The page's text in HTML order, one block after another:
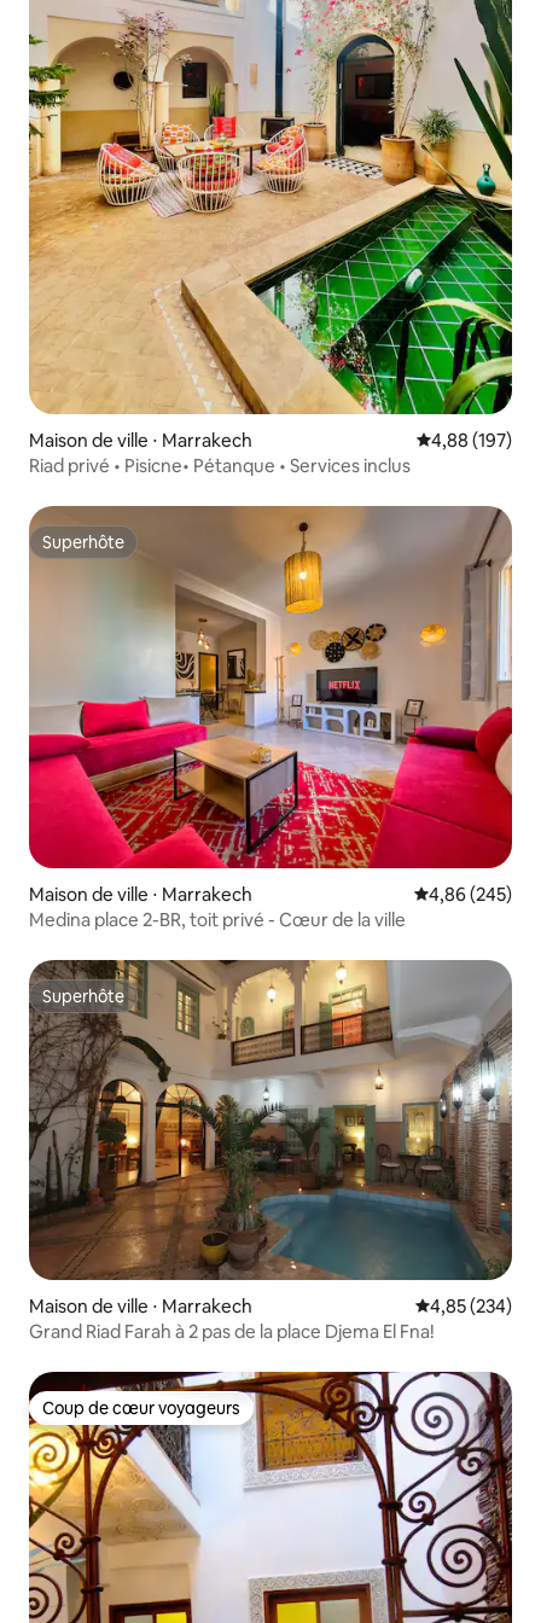
Maison de ville ⋅ Marrakech Évaluation
4,88 (197)
Riad privé • Pisicne• Pétanque • Services inclus
Superhôte
Superhôte
Maison de ville ⋅ Marrakech Évaluation
4,86 (245)
Medina place 2-BR, toit privé - Cœur de la ville
Superhôte
Superhôte
Maison de ville ⋅ Marrakech Évaluation
4,85 (234)
Grand Riad Farah à 2 pas de la place Djema El Fna!
Coup de cœur voyageurs
Coup de cœur voyageurs